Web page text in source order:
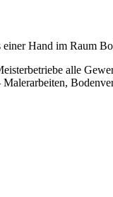
Hand im Raum
alle